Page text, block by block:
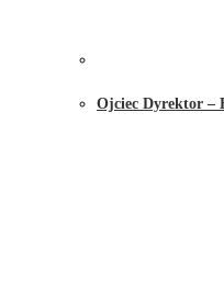
Ojciec Dyrektor –